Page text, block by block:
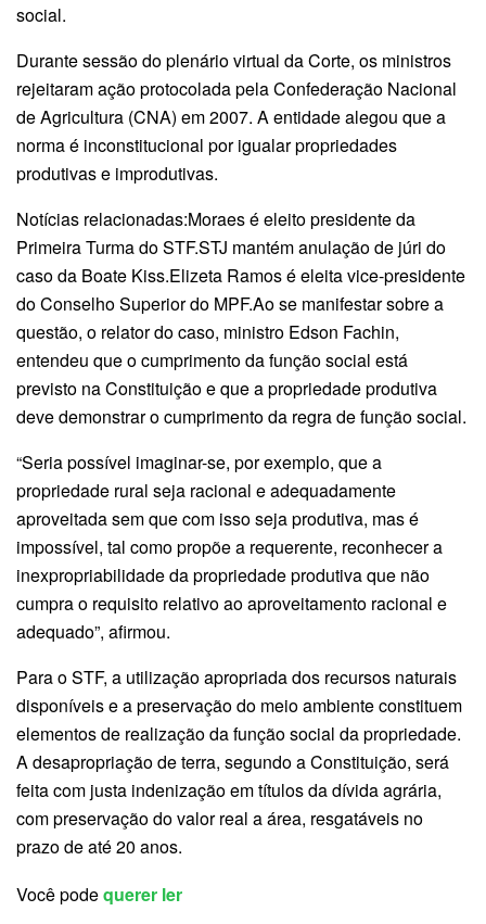
social.
Durante sessão do plenário virtual da Corte, os ministros
rejeitaram ação protocolada pela Confederação Nacional
de Agricultura (CNA) em 2007. A entidade alegou que a
norma é inconstitucional por igualar propriedades
produtivas e improdutivas.
Notícias relacionadas:Moraes é eleito presidente da
Primeira Turma do STF.STJ mantém anulação de júri do
caso da Boate Kiss.Elizeta Ramos é eleita vice-presidente
do Conselho Superior do MPF.Ao se manifestar sobre a
questão, o relator do caso, ministro Edson Fachin,
entendeu que o cumprimento da função social está
previsto na Constituição e que a propriedade produtiva
deve demonstrar o cumprimento da regra de função social.
“Seria possível imaginar-se, por exemplo, que a
propriedade rural seja racional e adequadamente
aproveitada sem que com isso seja produtiva, mas é
impossível, tal como propõe a requerente, reconhecer a
inexpropriabilidade da propriedade produtiva que não
cumpra o requisito relativo ao aproveitamento racional e
adequado”, afirmou.
Para o STF, a utilização apropriada dos recursos naturais
disponíveis e a preservação do meio ambiente constituem
elementos de realização da função social da propriedade.
A desapropriação de terra, segundo a Constituição, será
feita com justa indenização em títulos da dívida agrária,
com preservação do valor real a área, resgatáveis no
prazo de até 20 anos.
Você podequerer ler